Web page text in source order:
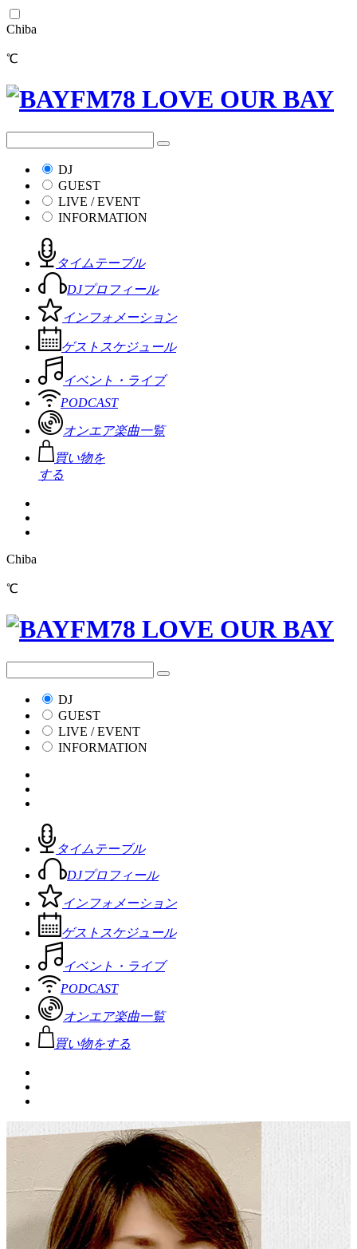
Chiba
℃
DJ
GUEST
LIVE / EVENT
INFORMATION
タイムテーブル
DJプロフィール
インフォメーション
ゲストスケジュール
イベント・ライブ
PODCAST
オンエア楽曲一覧
買い物を
する
Chiba
℃
DJ
GUEST
LIVE / EVENT
INFORMATION
タイムテーブル
DJプロフィール
インフォメーション
ゲストスケジュール
イベント・ライブ
PODCAST
オンエア楽曲一覧
買い物をする